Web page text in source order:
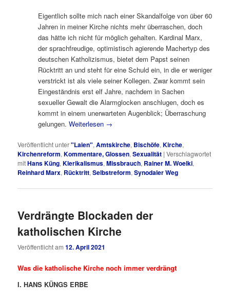
Eigentlich sollte mich nach einer Skandalfolge von über 60
Jahren in meiner Kirche nichts mehr überraschen, doch
das hätte ich nicht für möglich gehalten. Kardinal Marx,
der sprachfreudige, optimistisch agierende Machertyp des
deutschen Katholizismus, bietet dem Papst seinen
Rücktritt an und steht für eine Schuld ein, in die er weniger
verstrickt ist als viele seiner Kollegen. Zwar kommt sein
Eingeständnis erst elf Jahre, nachdem in Sachen
sexueller Gewalt die Alarmglocken anschlugen, doch es
kommt in einem unerwarteten Augenblick; Überraschung
gelungen.Weiterlesen →
Veröffentlicht unter"Laien",Amtskirche, Bischöfe,Kirche,
Kirchenreform,Kommentare, Glossen,Sexualität |Verschlagwortet
mitHans Küng,Klerikalismus,Missbrauch, Rainer M. Woelki,
Reinhard Marx, Rücktritt,Selbstreform,Synodaler Weg
Verdrängte Blockaden der
katholischen Kirche
Veröffentlicht am12. April 2021
Was die katholische Kirche noch immer verdrängt
I. HANS KÜNGS ERBE